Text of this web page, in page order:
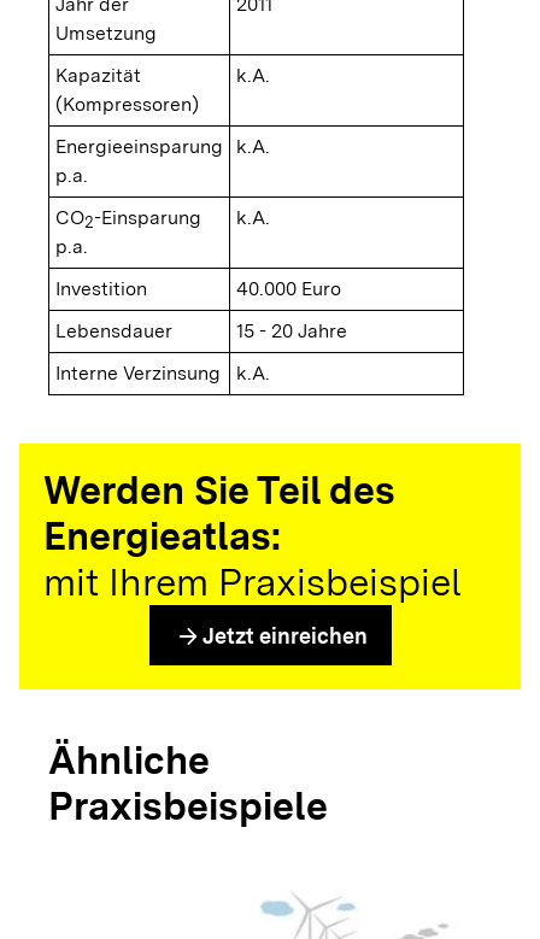
Umsetzung
Kapazität
(Kompressoren)
k.A.
Energieeinsparung
p.a.
k.A.
CO2-Einsparung
p.a.
k.A.
Investition
40.000 Euro
Lebensdauer
15 - 20 Jahre
Interne Verzinsung
k.A.
Werden Sie Teil des
Energieatlas:
mit Ihrem Praxisbeispiel
arrow_forward Jetzt einreichen
Ähnliche
Praxisbeispiele